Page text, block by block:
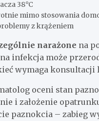
38°C
mimo stosowania
z krążeniem
narażone na
infekcja może
wymaga konsultacji
oceni stan
i założenie
paznokcia – zabieg